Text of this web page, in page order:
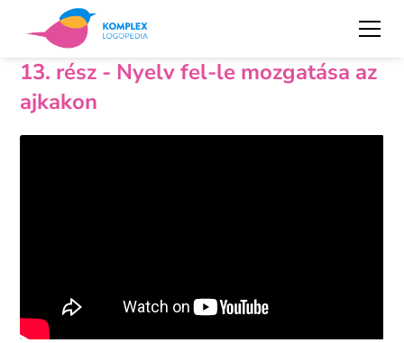
13. rész - Nyelv fel-le mozgatása az
ajkakon